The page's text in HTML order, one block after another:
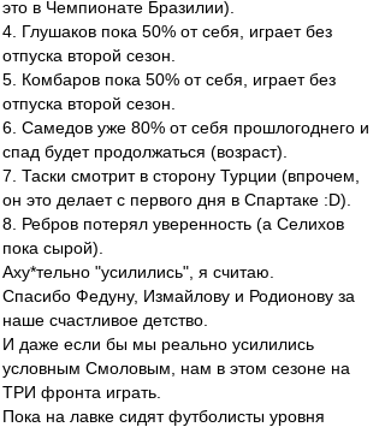
это в Чемпионате Бразилии).
4. Глушаков пока 50% от себя, играет без
отпуска второй сезон.
5. Комбаров пока 50% от себя, играет без
отпуска второй сезон.
6. Самедов уже 80% от себя прошлогоднего и
спад будет продолжаться (возраст).
7. Таски смотрит в сторону Турции (впрочем,
он это делает с первого дня в Спартаке :D).
8. Ребров потерял уверенность (а Селихов
пока сырой).
Аху*тельно "усилились", я считаю.
Спасибо Федуну, Измайлову и Родионову за
наше счастливое детство.
И даже если бы мы реально усилились
условным Смоловым, нам в этом сезоне на
ТРИ фронта играть.
Пока на лавке сидят футболисты уровня